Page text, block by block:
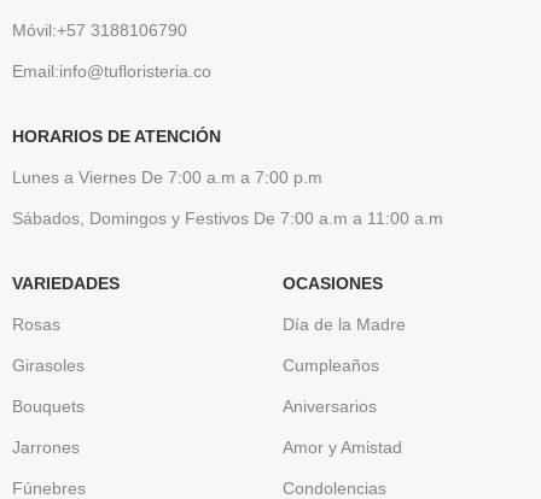
Móvil:+57 3188106790
Email:info@tufloristeria.co
HORARIOS DE ATENCIÓN
Lunes a Viernes De 7:00 a.m a 7:00 p.m
Sábados, Domingos y Festivos De 7:00 a.m a 11:00 a.m
VARIEDADES
Rosas
Girasoles
Bouquets
Jarrones
Fúnebres
OCASIONES
Día de la Madre
Cumpleaños
Aniversarios
Amor y Amistad
Condolencias